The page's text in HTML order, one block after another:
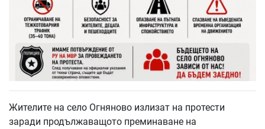
Жителите на село Огняново излизат на протести
заради продължаващото преминаване на